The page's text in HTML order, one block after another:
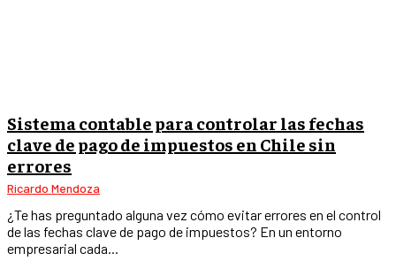
Sistema contable para controlar las fechas
clave de pago de impuestos en Chile sin
errores
Ricardo Mendoza
¿Te has preguntado alguna vez cómo evitar errores en el control
de las fechas clave de pago de impuestos? En un entorno
empresarial cada...